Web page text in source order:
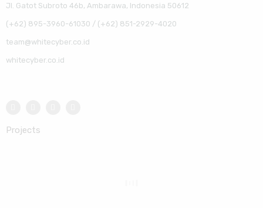
Jl. Gatot Subroto 46b, Ambarawa, Indonesia 50612
(+62) 895-3960-61030 / (+62) 851-2929-4020
team@whitecyber.co.id
whitecyber.co.id
Projects